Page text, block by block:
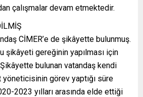
çalışmalar devam etmektedir.
CİMER’e de şikâyette bulunmuş.
şikâyeti gereğinin yapılması için
bulunan vatandaş kendi
yöneticisinin görev yaptığı süre
2023 yılları arasında elde ettiği